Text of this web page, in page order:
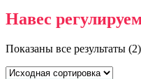
Навес
Показаны все результаты (2)